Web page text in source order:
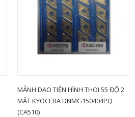
MẢNH DAO TIỆN HÌNH THOI 55 ĐỘ 2
MẶT KYOCERA DNMG150404PQ
(CA510)